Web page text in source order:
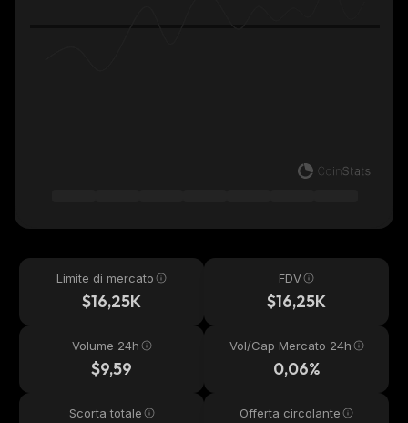
Limite di mercato
$16,25K
FDV
$16,25K
Volume 24h
$9,59
Vol/Cap Mercato 24h
0,06%
Scorta totale Offerta circolante